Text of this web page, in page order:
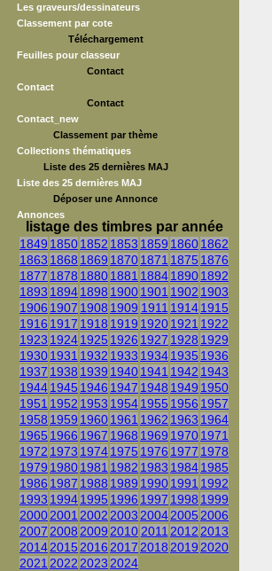
Les graveurs/dessinateurs
Classement par cote
Téléchargement
Feuilles pour classeur
Contact
Contact
Contact
Contact_new
Classement par thème
Collections thématiques
Liste des 25 dernières MAJ
Liste des 25 dernières MAJ
Déposer une Annonce
Annonces
listage des timbres par année
1849 18501852 1853 1859 18601862
1863 1868 1869 18701871 1875 1876
1877 1878 18801881 188418901892
1893 18941898 19001901 1902 1903
1906 1907 1908 1909 1911 19141915
1916 1917 1918 1919 19201921 1922
1923 19241925 1926 1927 1928 1929
19301931 1932 1933 19341935 1936
1937 1938 1939 19401941 1942 1943
19441945 1946 1947 1948 1949 1950
1951 1952 1953 19541955 1956 1957
1958 1959 19601961 1962 1963 1964
1965 1966 1967 1968 1969 19701971
1972 1973 19741975 1976 1977 1978
1979 19801981 1982 1983 19841985
1986 1987 1988 1989 19901991 1992
1993 19941995 1996 1997 1998 1999
20002001 2002 2003 20042005 2006
2007 2008 2009 2010 2011 2012 2013
20142015 2016 2017 2018 2019 2020
2021 2022 2023 2024